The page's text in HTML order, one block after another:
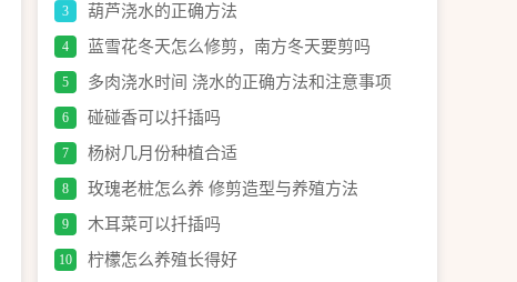
3 葫芦浇水的正确方法
4 蓝雪花冬天怎么修剪，南方冬天要剪吗
5 多肉浇水时间 浇水的正确方法和注意事项
6 碰碰香可以扦插吗
7 杨树几月份种植合适
8 玫瑰老桩怎么养 修剪造型与养殖方法
9 木耳菜可以扦插吗
10 柠檬怎么养殖长得好